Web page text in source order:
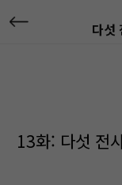
다섯
13화: 다섯 전